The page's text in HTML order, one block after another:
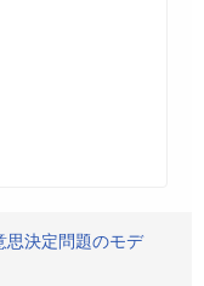
思決定問題のモデ